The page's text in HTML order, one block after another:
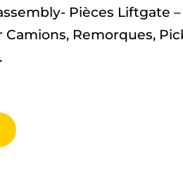
Pièces Liftgate
Remorques,